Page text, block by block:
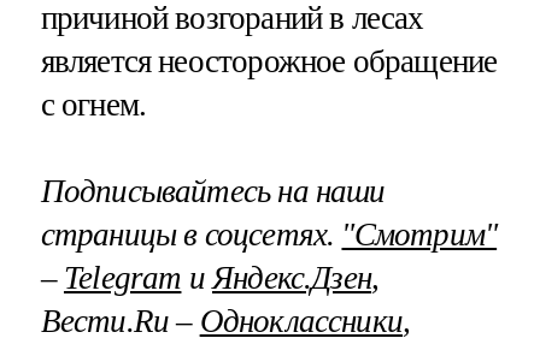
причиной возгораний в лесах
является неосторожное обращение
с огнем.
Подписывайтесь на наши
страницы в соцсетях. "Смотрим"
– Telegram и Яндекс.Дзен,
Вести.Ru – Одноклассники,